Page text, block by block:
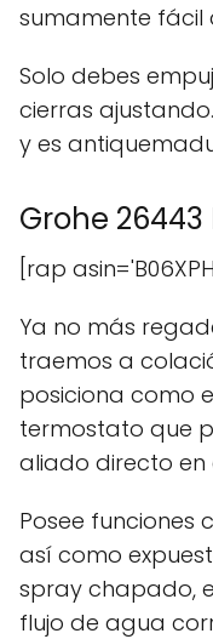
sumamente fácil
Solo debes
cierras
y es
Grohe
[rap
Ya no más
traemos a
posiciona como
termostato que
aliado directo en
Posee
así como
spray chapado,
flujo de agua